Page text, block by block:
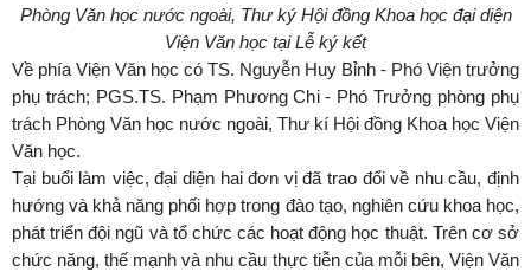
Phòng Văn học nước ngoài, Thư ký Hội đồng Khoa học đại diện
Viện Văn học tại Lễ ký kết
Về phía Viện Văn học có TS. Nguyễn Huy Bỉnh - Phó Viện trưởng
phụ trách; PGS.TS. Phạm Phương Chi - Phó Trưởng phòng phụ
trách Phòng Văn học nước ngoài, Thư kí Hội đồng Khoa học Viện
Văn học.
Tại buổi làm việc, đại diện hai đơn vị đã trao đổi về nhu cầu, định
hướng và khả năng phối hợp trong đào tạo, nghiên cứu khoa học,
phát triển đội ngũ và tổ chức các hoạt động học thuật. Trên cơ sở
chức năng, thế mạnh và nhu cầu thực tiễn của mỗi bên, Viện Văn